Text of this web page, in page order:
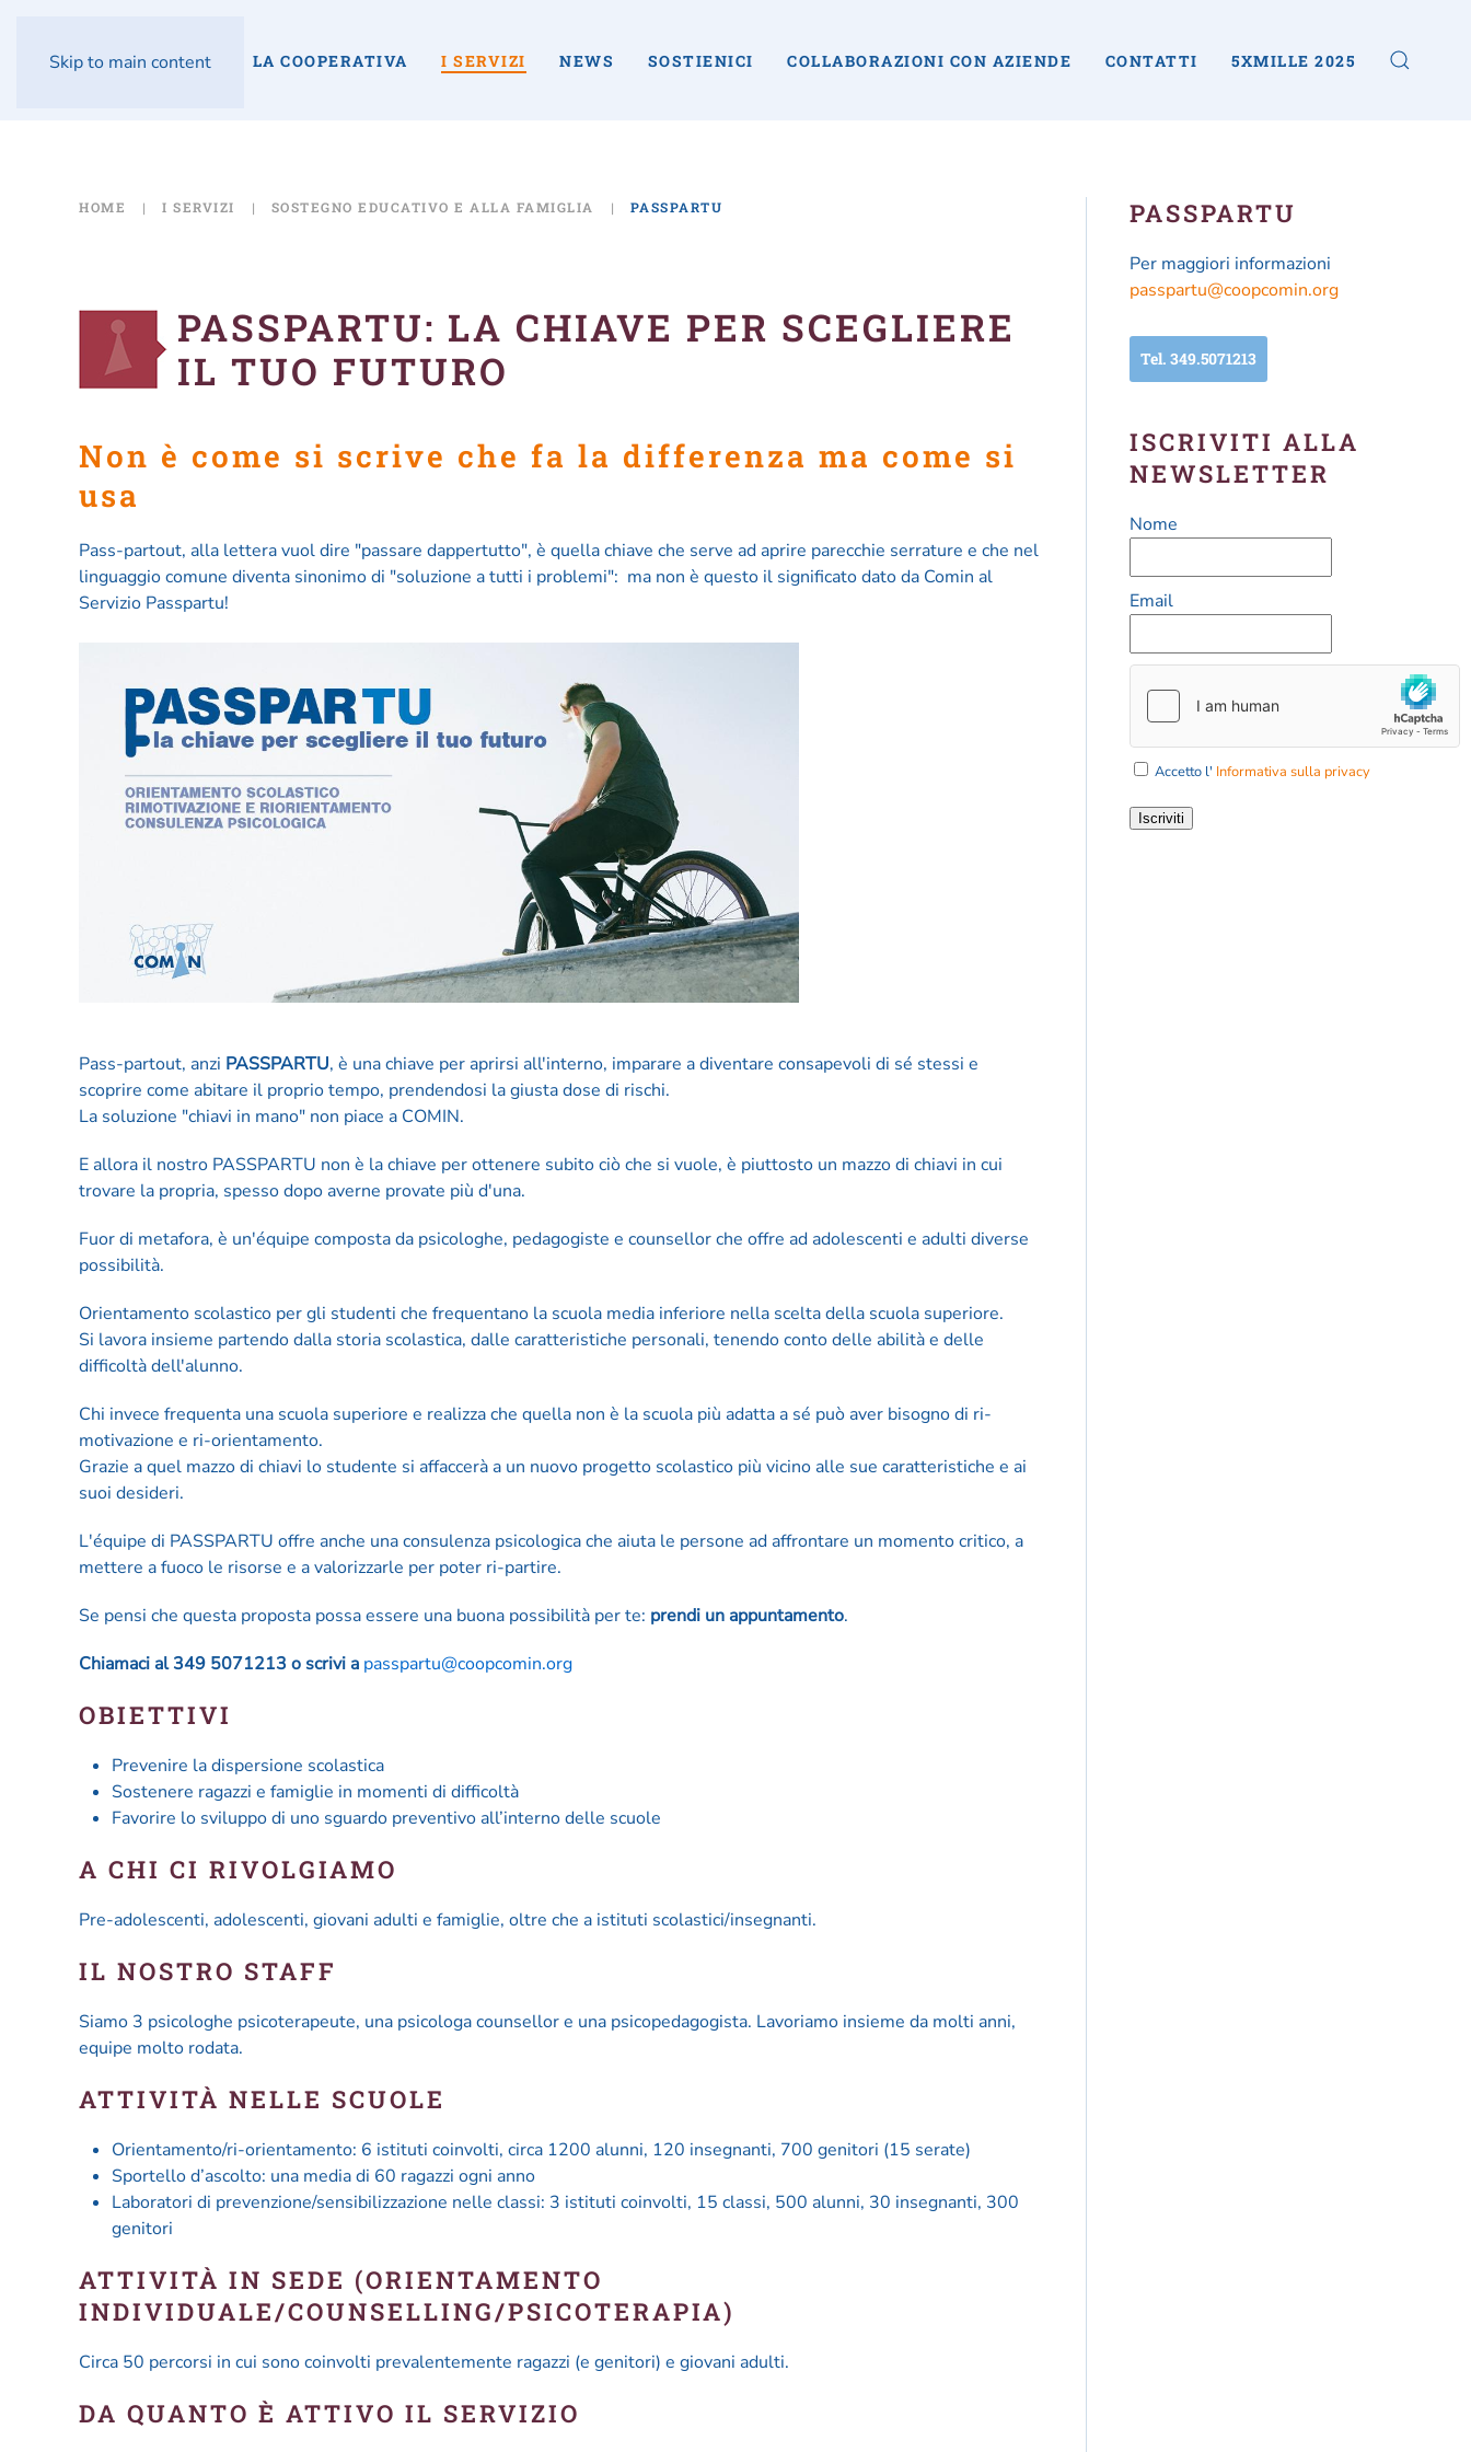
Skip to main content LA COOPERATIVA I SERVIZI NEWS SOSTIENICI COLLABORAZIONI CON AZIENDE CONTATTI 5XMILLE 2025
HOME I SERVIZI SOSTEGNO EDUCATIVO E ALLA FAMIGLIA PASSPARTU
PASSPARTU: LA CHIAVE PER SCEGLIERE
IL TUO FUTURO
Non è come si scrive che fa la differenza ma come si
usa
Pass-partout, alla lettera vuol dire "passare dappertutto", è quella chiave che serve ad aprire parecchie serrature e che nel
linguaggio comune diventa sinonimo di "soluzione a tutti i problemi": ma non è questo il significato dato da Comin al
Servizio Passpartu!
Pass-partout, anzi PASSPARTU, è una chiave per aprirsi all'interno, imparare a diventare consapevoli di sé stessi e
scoprire come abitare il proprio tempo, prendendosi la giusta dose di rischi.
La soluzione "chiavi in mano" non piace a COMIN.
E allora il nostro PASSPARTU non è la chiave per ottenere subito ciò che si vuole, è piuttosto un mazzo di chiavi in cui
trovare la propria, spesso dopo averne provate più d'una.
Fuor di metafora, è un'équipe composta da psicologhe, pedagogiste e counsellor che offre ad adolescenti e adulti diverse
possibilità.
Orientamento scolastico per gli studenti che frequentano la scuola media inferiore nella scelta della scuola superiore.
Si lavora insieme partendo dalla storia scolastica, dalle caratteristiche personali, tenendo conto delle abilità e delle
difficoltà dell'alunno.
Chi invece frequenta una scuola superiore e realizza che quella non è la scuola più adatta a sé può aver bisogno di ri-
motivazione e ri-orientamento.
Grazie a quel mazzo di chiavi lo studente si affaccerà a un nuovo progetto scolastico più vicino alle sue caratteristiche e ai
suoi desideri.
L'équipe di PASSPARTU offre anche una consulenza psicologica che aiuta le persone ad affrontare un momento critico, a
mettere a fuoco le risorse e a valorizzarle per poter ri-partire.
Se pensi che questa proposta possa essere una buona possibilità per te: prendi un appuntamento.
Chiamaci al 349 5071213 o scrivi a passpartu@coopcomin.org
OBIETTIVI
Prevenire la dispersione scolastica
Sostenere ragazzi e famiglie in momenti di difficoltà
Favorire lo sviluppo di uno sguardo preventivo all’interno delle scuole
A CHI CI RIVOLGIAMO
Pre-adolescenti, adolescenti, giovani adulti e famiglie, oltre che a istituti scolastici/insegnanti.
IL NOSTRO STAFF
Siamo 3 psicologhe psicoterapeute, una psicologa counsellor e una psicopedagogista. Lavoriamo insieme da molti anni,
equipe molto rodata.
ATTIVITÀ NELLE SCUOLE
Orientamento/ri-orientamento: 6 istituti coinvolti, circa 1200 alunni, 120 insegnanti, 700 genitori (15 serate)
Sportello d’ascolto: una media di 60 ragazzi ogni anno
Laboratori di prevenzione/sensibilizzazione nelle classi: 3 istituti coinvolti, 15 classi, 500 alunni, 30 insegnanti, 300
genitori
ATTIVITÀ IN SEDE (ORIENTAMENTO
INDIVIDUALE/COUNSELLING/PSICOTERAPIA)
Circa 50 percorsi in cui sono coinvolti prevalentemente ragazzi (e genitori) e giovani adulti.
DA QUANTO È ATTIVO IL SERVIZIO
PASSPARTU
Per maggiori informazioni
passpartu@coopcomin.org
Tel. 349.5071213
ISCRIVITI ALLA
NEWSLETTER
Nome
Email
Accetto l' Informativa sulla privacy
Iscriviti